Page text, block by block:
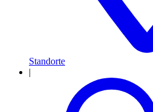
Standorte